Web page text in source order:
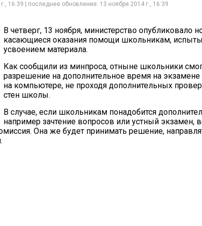
16:39 | последнее обновление: 13 ноября 2014 г., 16:39
В четверг, 13 ноября, министерство опубликовало
касающиеся оказания помощи школьникам,
усвоением материала.
Как сообщили из минпроса, отныне школьники
разрешение на дополнительное время на экзамене
на компьютере, не проходя дополнительных
стен школы.
В случае, если школьникам понадобится
например зачтение вопросов или устный экзамен,
Она же будет принимать решение,